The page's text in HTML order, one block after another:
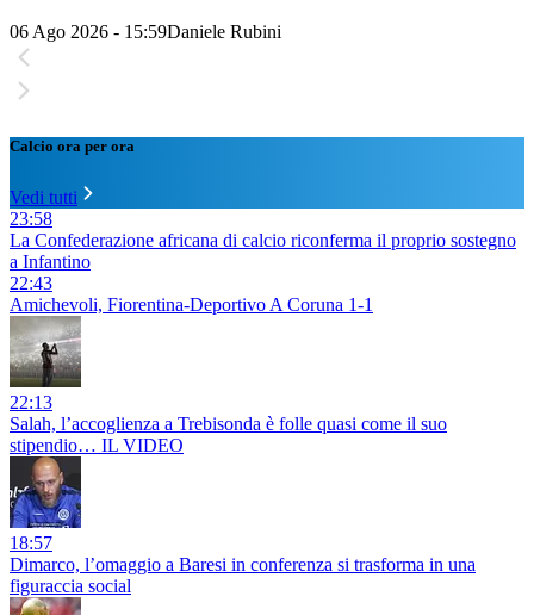
06 Ago 2026 - 15:59Daniele Rubini
Calcio ora per ora
Vedi tutti
23:58
La Confederazione africana di calcio riconferma il proprio sostegno
a Infantino
22:43
Amichevoli, Fiorentina-Deportivo A Coruna 1-1
22:13
Salah, l’accoglienza a Trebisonda è folle quasi come il suo
stipendio… IL VIDEO
18:57
Dimarco, l’omaggio a Baresi in conferenza si trasforma in una
figuraccia social